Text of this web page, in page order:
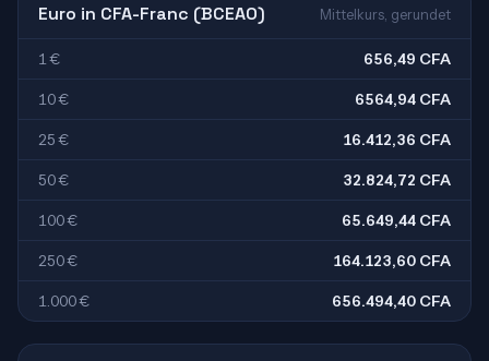
Euro in CFA-Franc (BCEAO) Mittelkurs, gerundet
1 € 656,49 CFA
10 € 6564,94 CFA
25 € 16.412,36 CFA
50 € 32.824,72 CFA
100 € 65.649,44 CFA
250 € 164.123,60 CFA
1.000 € 656.494,40 CFA